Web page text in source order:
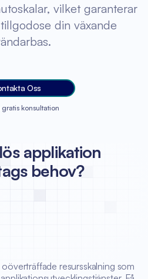
vilket garanterar
din växande
Oss
konsultation
applikation
behov?
resursskalning som